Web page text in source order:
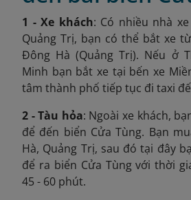
1 - Xe khách: Có nhiều nhà
Quảng Trị, bạn có thể bắt xe
Đông Hà (Quảng Trị). Nếu ở
Minh bạn bắt xe tại bến xe
tâm thành phố tiếp tục đi taxi
2 - Tàu hỏa: Ngoài xe khách,
để đến biển Cửa Tùng. Bạn
Hà, Quảng Trị, sau đó tại đây
để ra biển Cửa Tùng với thời
45 - 60 phút.